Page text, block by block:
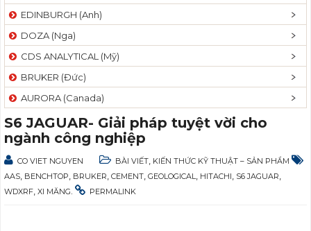
EDINBURGH (Anh)
DOZA (Nga)
CDS ANALYTICAL (Mỹ)
BRUKER (Đức)
AURORA (Canada)
S6 JAGUAR- Giải pháp tuyệt vời cho
ngành công nghiệp
CO VIET NGUYEN BÀI VIẾT KIẾN THỨC KỸ THUẬT – SẢN PHẨM
AAS BENCHTOP BRUKER CEMENT GEOLOGICAL HITACHI S6 JAGUAR
WDXRF XI MĂNG PERMALINK